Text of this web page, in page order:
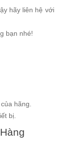
hãy liên hệ với
bạn nhé!
hãng.
bị.